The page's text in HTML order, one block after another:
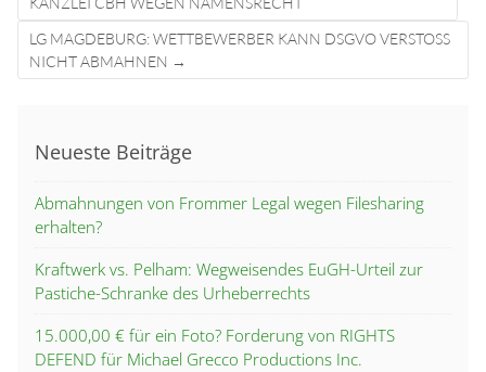
LG MAGDEBURG: WETTBEWERBER KANN DSGVO VERSTOSS N
ICHT ABMAHNEN →
Neueste Beiträge
Abmahnungen von Frommer Legal wegen Filesharing
erhalten?
Kraftwerk vs. Pelham: Wegweisendes EuGH-Urteil zur
Pastiche-Schranke des Urheberrechts
15.000,00 € für ein Foto? Forderung von RIGHTS
DEFEND für Michael Grecco Productions Inc.